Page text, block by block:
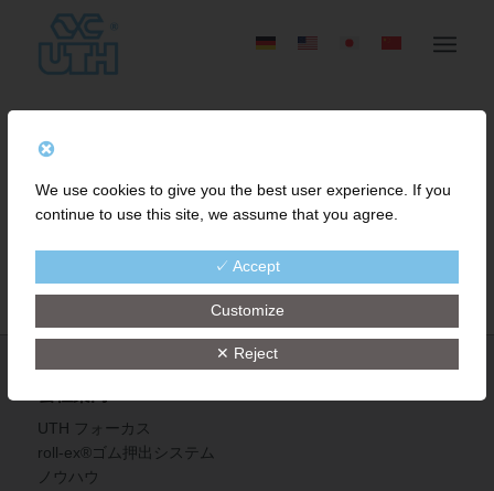
何も見つかりませんでした
Sorry, no posts matched your criteria
UTH フォーカス
roll-ex®ゴム押出システム
ノウハウ
We use cookies to give you the best user experience. If you
continue to use this site, we assume that you agree.
✓ Accept
Customize
✕ Reject